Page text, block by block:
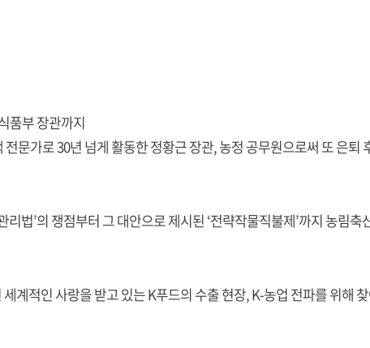
품부 장관까지
문가로 30년 넘게 활동한 정황근 장관, 농정 공무원으로써 또 은퇴
법’의 쟁점부터 그 대안으로 제시된 ‘전략작물직불제’까지 농림
계적인 사랑을 받고 있는 K푸드의 수출 현장, K-농업 전파를 위해